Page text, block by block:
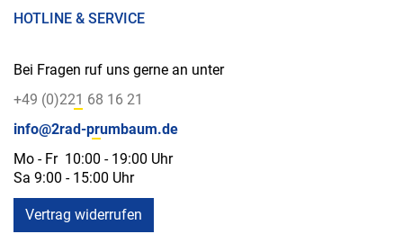
HOTLINE & SERVICE
Bei Fragen ruf uns gerne an unter
+49 (0)221 68 16 21
info@2rad-prumbaum.de
Mo - Fr 10:00 - 19:00 Uhr
Sa 9:00 - 15:00 Uhr
Vertrag widerrufen